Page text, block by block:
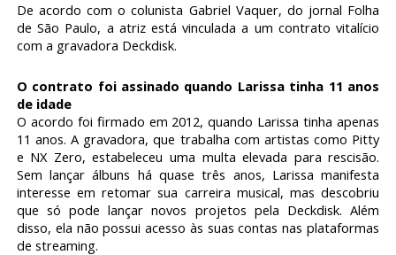
De acordo com o colunista Gabriel Vaquer, do jornal Folha
de São Paulo, a atriz está vinculada a um contrato vitalício
com a gravadora Deckdisk.
O contrato foi assinado quando Larissa tinha 11 anos
de idade
O acordo foi firmado em 2012, quando Larissa tinha apenas
11 anos. A gravadora, que trabalha com artistas como Pitty
e NX Zero, estabeleceu uma multa elevada para rescisão.
Sem lançar álbuns há quase três anos, Larissa manifesta
interesse em retomar sua carreira musical, mas descobriu
que só pode lançar novos projetos pela Deckdisk. Além
disso, ela não possui acesso às suas contas nas plataformas
de streaming.